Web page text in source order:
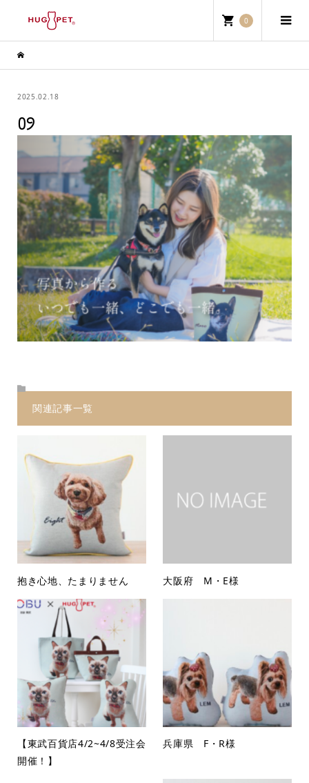
0
2025.02.18
09
関連記事一覧
抱き心地、たまりません 大阪府 M・E様
【東武百貨店4/2~4/8受注会
開催！】
兵庫県 F・R様